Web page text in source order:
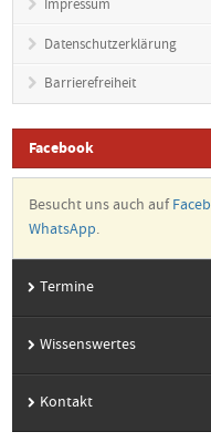
Impressum
Datenschutzerklärung
Barrierefreiheit
Facebook
Besucht uns auch auf
WhatsApp.
Termine
Wissenswertes
Kontakt